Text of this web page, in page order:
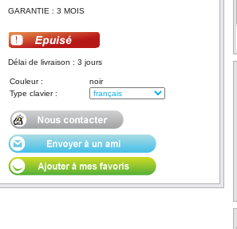
GARANTIE : 3 MOIS
Délai de livraison : 3 jours
Couleur :
noir
Type clavier :